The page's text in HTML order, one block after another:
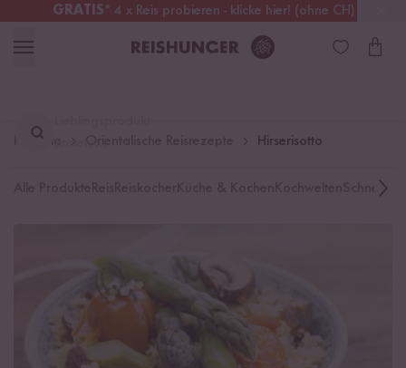
GRATIS* 4 x Reis probieren - klicke hier! (ohne CH)
Deutschland Kostenloser Versand
finden ...
Rezepte Hirserisotto
Schnelle